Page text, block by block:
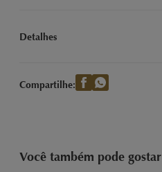
Detalhes
Compartilhe:
Você também pode gostar